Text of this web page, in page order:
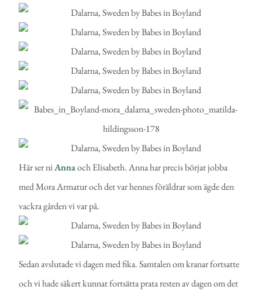
Här ser niAnnaoch Elisabeth. Anna har precis börjat jobba
med Mora Armatur och det var hennes föräldrar som ägde den
vackra gården vi var på.
Sedan avslutade vi dagen med fika. Samtalen om kranar fortsatte
och vi hade säkert kunnat fortsätta prata resten av dagen om det